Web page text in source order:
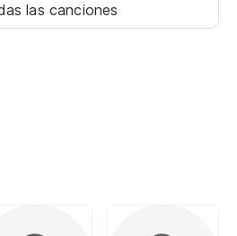
las canciones